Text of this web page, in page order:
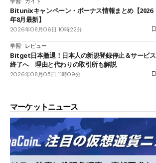
Bitunixキャンペーン・ボーナス情報まとめ【2026
年8月最新】
2026年08月06日 10時22分
学習 レビュー
Bitget日本撤退！日本人の新規登録停止＆サービス
終了へ 理由と代わりの取引所も解説
2026年08月05日 11時09分
マーケットニュース